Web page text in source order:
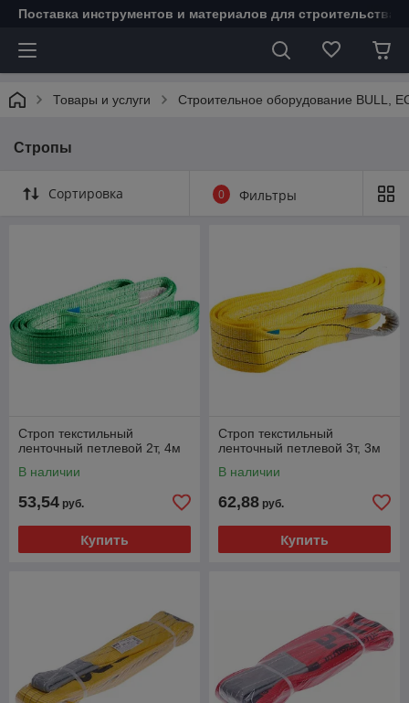
Поставка инструментов и материалов для строительства
Товары и услуги Строительное оборудование BULL,
Стропы
Сортировка 0 Фильтры
Строп текстильный
ленточный петлевой 2т, 4м
В наличии
53,54 руб.
Купить
Строп текстильный
ленточный петлевой 3т, 3м
В наличии
62,88 руб.
Купить